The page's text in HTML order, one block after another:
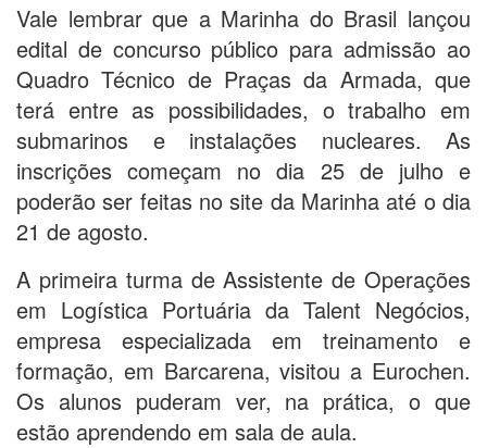
Vale lembrar que a Marinha do Brasil lançou
edital de concurso público para admissão ao
Quadro Técnico de Praças da Armada, que
terá entre as possibilidades, o trabalho em
submarinos e instalações nucleares. As
inscrições começam no dia 25 de julho e
poderão ser feitas no site da Marinha até o dia
21 de agosto.
A primeira turma de Assistente de Operações
em Logística Portuária da Talent Negócios,
empresa especializada em treinamento e
formação, em Barcarena, visitou a Eurochen.
Os alunos puderam ver, na prática, o que
estão aprendendo em sala de aula.